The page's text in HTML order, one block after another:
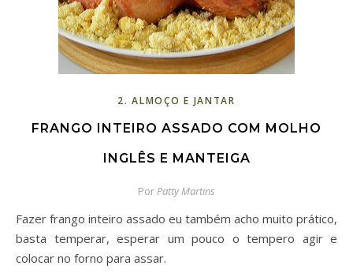
2. ALMOÇO E JANTAR
FRANGO INTEIRO ASSADO COM MOLHO
INGLÊS E MANTEIGA
PorPatty Martins
Fazer frango inteiro assado eu também acho muito prático,
basta temperar, esperar um pouco o tempero agir e
colocar no forno para assar.